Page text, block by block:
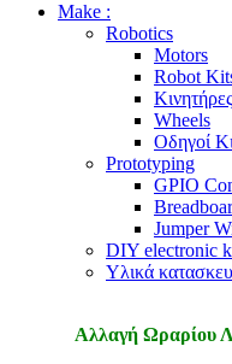
Make :
Robotics
Motors
Robot
Wheels
Οδηγοί
Prototyping
GPIO
Jumper
DIY electronic
Υλικά
Αλλαγή Ωραρίου